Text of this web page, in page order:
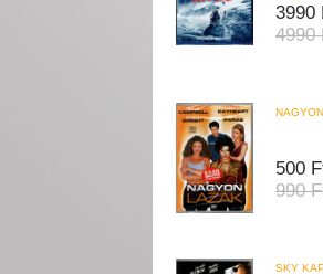
3990
4990
500
990
SKY